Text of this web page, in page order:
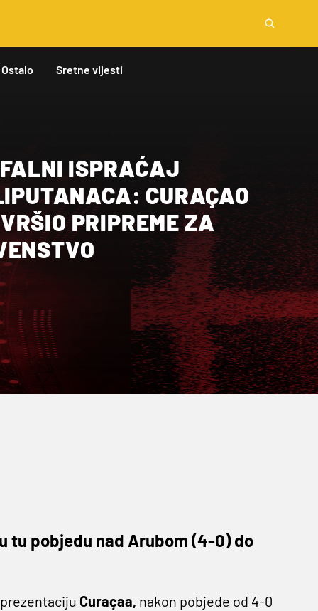
Ostalo Sretne vijesti
ISPRAĆAJ
CURAÇAO
PRIPREME ZA
tu pobjedu nad Arubom (4-0) do
Curaçaa, nakon pobjede od 4-0